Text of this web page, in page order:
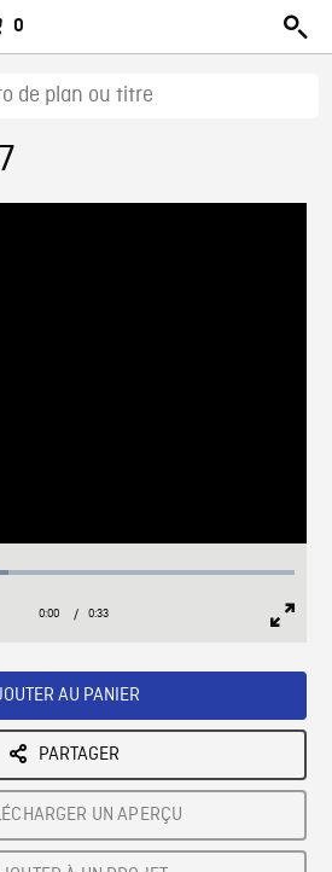
0
:
Current
0:00 / Duration
0:33
AU PANIER
PARTAGER
UN APERÇU